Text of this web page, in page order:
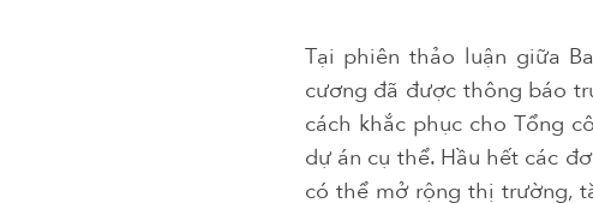
Tại phiên thảo luận giữa
cương đã được thông báo
cách khắc phục cho Tổng
dự án cụ thể. Hầu hết các
có thể mở rộng thị trường,